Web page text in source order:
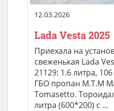
12.03.2026
Lada Vesta 2025
Приехала на
свеженькая Lada
21129: 1.6 литра,
ГБО пропан М.Т.М
Tomasetto.
литра (600*200) с ...